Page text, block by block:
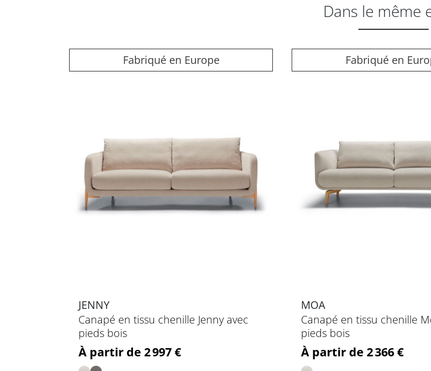
Dans le même
Fabriqué en Europe
JENNY
Canapé en tissu chenille Jenny avec
pieds bois
Prix
À partir de 2 997 €
Fabriqué en
MOA
Canapé en tissu chenille
pieds bois
Prix
À partir de 2 366 €